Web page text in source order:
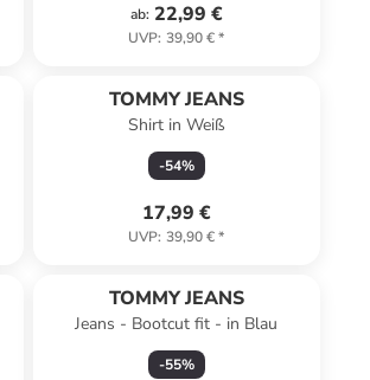
ab: 22,99 €
UVP: 39,90 €*
TOMMY JEANS
Shirt in Weiß
-54%
17,99 €
UVP: 39,90 €*
TOMMY JEANS
Jeans - Bootcut fit - in Blau
-55%